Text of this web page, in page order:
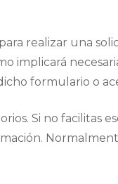
realizar una
implicará
formulario o
Si no facilitas